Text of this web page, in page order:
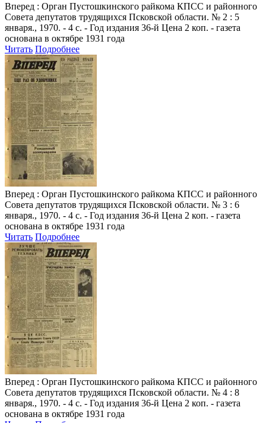
Вперед : Орган Пустошкинского райкома КПСС и районного
Совета депутатов трудящихся Псковской области. № 2 : 5
января., 1970. - 4 с. - Год издания 36-й Цена 2 коп. - газета
основана в октябре 1931 года
Читать Подробнее
Вперед : Орган Пустошкинского райкома КПСС и районного
Совета депутатов трудящихся Псковской области. № 3 : 6
января., 1970. - 4 с. - Год издания 36-й Цена 2 коп. - газета
основана в октябре 1931 года
Читать Подробнее
Вперед : Орган Пустошкинского райкома КПСС и районного
Совета депутатов трудящихся Псковской области. № 4 : 8
января., 1970. - 4 с. - Год издания 36-й Цена 2 коп. - газета
основана в октябре 1931 года